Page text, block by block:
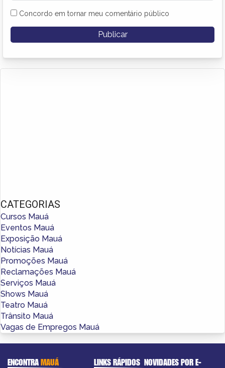
Concordo em tornar meu comentário público
CATEGORIAS
Cursos Mauá
Eventos Mauá
Exposição Mauá
Notícias Mauá
Promoções Mauá
Reclamações Mauá
Serviços Mauá
Shows Mauá
Teatro Mauá
Trânsito Mauá
Vagas de Empregos Mauá
ENCONTRAMAUÁ LINKS RÁPIDOS NOVIDADES POR E-